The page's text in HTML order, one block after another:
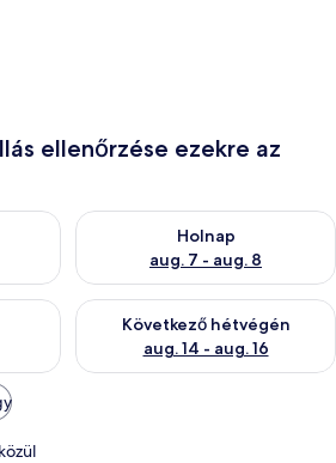
ellenőrzése ezekre az
ellenőrzése: aug. 6 - aug. 7
Holnap
aug. 7 - aug. 8
A holnapi rendelkezésre állás
állás ellenőrzése: aug. 7 -
Következő hétvégén
aug. 14 - aug. 16
A következő hétvégi